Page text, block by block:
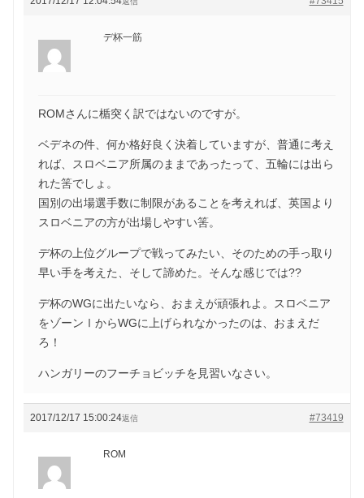
デ杯一筋
ROMさんに楯突く訳ではないのですが。
ベデネの件、何か格好良く決着していますが、普通に考え
れば、スロベニア所属のままであったって、五輪には出ら
れた筈でしょ。
国別の出場選手数に制限があることを考えれば、英国より
スロベニアの方が出場しやすい筈。
デ杯の上位グループで戦ってみたい、そのための手っ取り
早い手を考えた、そして諦めた。そんな感じでは??
デ杯のWGに出たいなら、おまえが頑張れよ。スロベニア
をゾーンⅠからWGに上げられなかったのは、おまえだ
ろ！
ハンガリーのフーチョビッチを見習いなさい。
2017/12/17 15:00:24 #73419
返信
ROM